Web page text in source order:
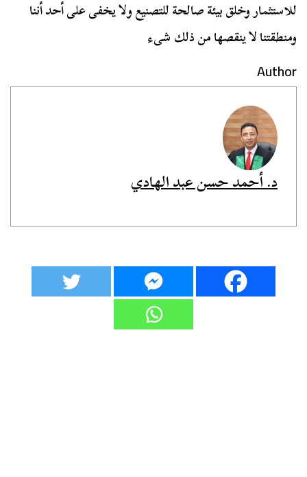
للاستثمار وخلق بيئة صالحة للتصنيع ولا يخفى على أحد أننا
ومنطقتنا لا ينقصها من ذلك شىء
Author
د. أحمد حسن عبد الهادي